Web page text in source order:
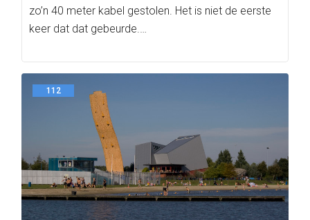
zo’n 40 meter kabel gestolen. Het is niet de eerste
keer dat dat gebeurde.…
112